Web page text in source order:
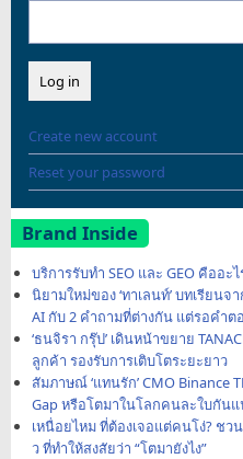
Create new account
Reset your password
Brand Inside
บริการรับทำ SEO และ GEO คืออ
นิยามใหม่ของ ‘ทาเลนท์’ บทเรียน
AI กับ 2 คำถามที่ต่างกัน แต่รอคำต
‘ธนจิรา กรุ๊ป’ เดินหน้าขยาย
ลูกค้า รองรับการเติบโตระยะยาว
สัมภาษณ์ ‘แทนรัก’ CMO Binance
Gap หรือโตมาในโลกคนละใบกัน
เหนื่อยไหม ที่ต้องเจอแต่คนโง่? ช
ว ที่ทำให้สงสัยว่า “โตมายังไง”